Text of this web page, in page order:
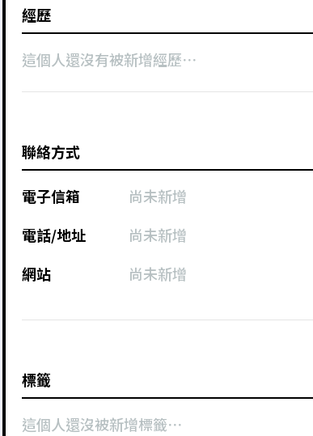
經歷
這個人還沒有被新增經歷⋯
聯絡方式
電子信箱
尚未新增
電話/地址
尚未新增
網站
尚未新增
標籤
這個人還沒被新增標籤⋯